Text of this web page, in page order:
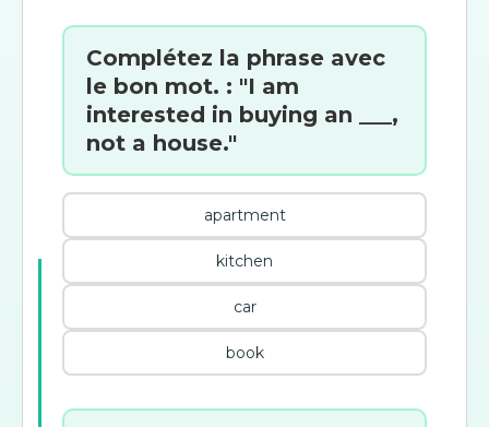
Complétez la phrase avec
le bon mot. : "I am
interested in buying an ___,
not a house."
apartment
kitchen
car
book